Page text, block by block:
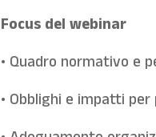
Focus del webinar
• Quadro normativo e
• Obblighi e impatti